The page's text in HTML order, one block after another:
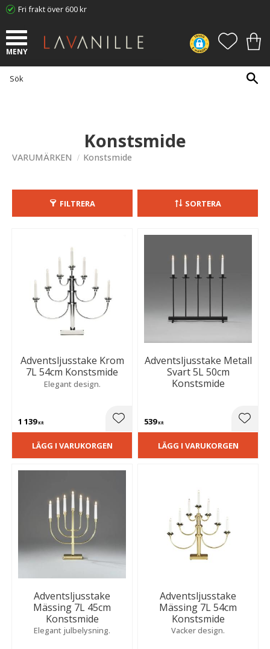
Fri frakt över 600 kr
Konstsmide
VARUMÄRKEN Konstsmide
FILTRERA SORTERA
Adventsljusstake Krom
7L 54cm Konstsmide
Elegant design.
1 139KR Lägg till i favoriter
LÄGG I VARUKORGEN
Adventsljusstake Metall
Svart 5L 50cm
Konstsmide
539KR
LÄGG I VARUKORGEN
Adventsljusstake
Mässing 7L 45cm
Konstsmide
Elegant julbelysning.
Adventsljusstake
Mässing 7L 54cm
Konstsmide
Vacker design.